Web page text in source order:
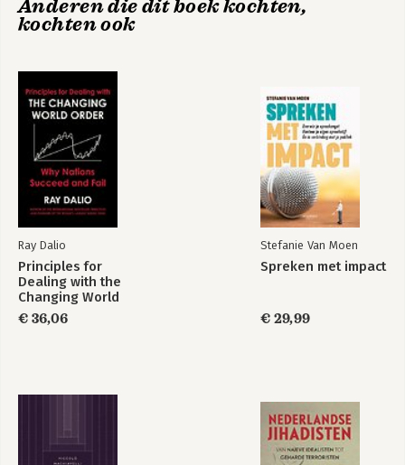
Organization
Bekijk alle boeken
8. De wetmatigheden van verandering ontvouwen: organisatie
overheersing
10. De kunst van organisatie van organisatie-analyse
11. Imaginisatie: een aanwijzing voor de toekomst
Bibliografische aantekeningen
Bibliografie
Index
Anderen die dit boek kochten,
kochten ook
Ray Dalio
Principles for
Dealing with the
Changing World
Order
€ 36,06
Stefanie Van Moen
Spreken met impact
€ 29,99